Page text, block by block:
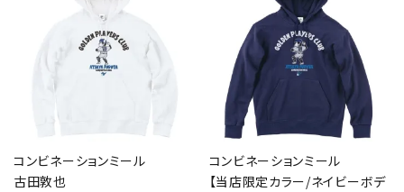
コンビネーションミール
古田敦也
コンビネーションミール
【当店限定カラー/ネイビーボデ
カテゴリー
検索する